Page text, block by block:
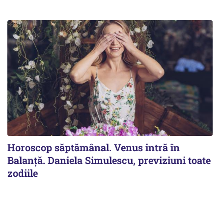
Horoscop săptămânal. Venus intră în
Balanță. Daniela Simulescu, previziuni toate
zodiile